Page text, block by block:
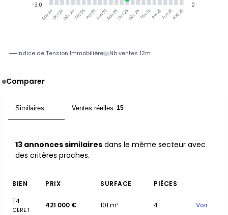
Aoû 24Oct 24Déc 24Fév 25Avr 25Jun 25Aoû 25Oct 25Déc 25Fév 26Avr 26Jun 26Aoû 26
0
-3.0
Indice de Tension Immobilière Nb ventes 12m
Comparer
Similaires Ventes réelles 15
13 annonces similaires dans le même secteur avec
des critères proches.
BIEN PRIX SURFACE
PIÈCES
T4
CERET
421 000 € 101 m² 4 Voir